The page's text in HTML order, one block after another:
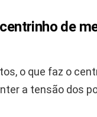
de
o que faz o
a tensão dos